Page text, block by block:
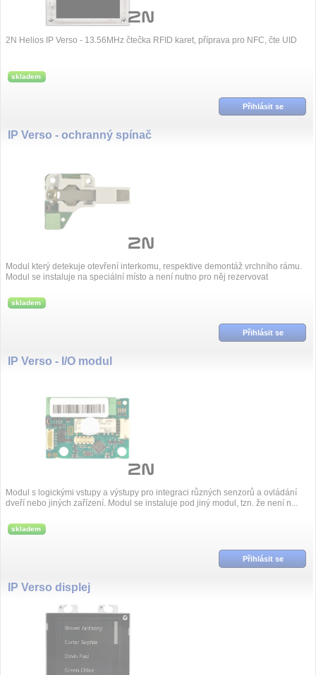
2N Helios IP Verso - 13.56MHz čtečka RFID karet, příprava pro NFC, čte UID
skladem
Přihlásit se
IP Verso - ochranný spínač
Modul který detekuje otevření interkomu, respektive demontáž vrchního rámu.
Modul se instaluje na speciální místo a není nutno pro něj rezervovat
skladem
Přihlásit se
IP Verso - I/O modul
Modul s logickými vstupy a výstupy pro integraci různých senzorů a ovládání
dveří nebo jiných zařízení. Modul se instaluje pod jiný modul, tzn. že není n...
skladem
Přihlásit se
IP Verso displej